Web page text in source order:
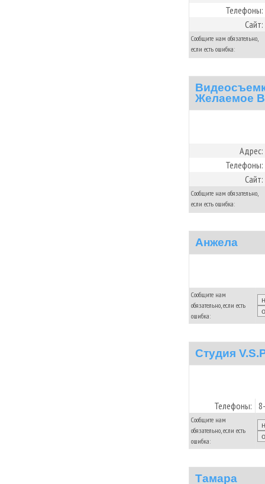
Телефоны:
Сайт:
Сообщите нам обязательно,
если есть ошибка:
Желаемое
Адрес:
Телефоны:
Сайт:
Сообщите нам обязательно,
если есть ошибка:
Анжела
Сообщите нам
обязательно, если есть
ошибка:
Студия
Телефоны:
Сообщите нам
обязательно, если есть
ошибка:
Тамара